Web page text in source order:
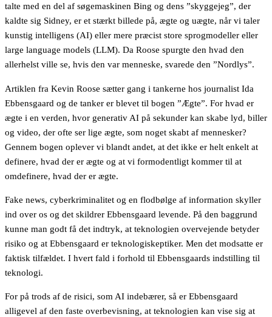
talte med en del af søgemaskinen Bing og dens ”skyggejeg”, der
kaldte sig Sidney, er et stærkt billede på, ægte og uægte, når vi taler
kunstig intelligens (AI) eller mere præcist store sprogmodeller eller
large language models (LLM). Da Roose spurgte den hvad den
allerhelst ville se, hvis den var menneske, svarede den ”Nordlys”.
Artiklen fra Kevin Roose sætter gang i tankerne hos journalist Ida
Ebbensgaard og de tanker er blevet til bogen ”Ægte”. For hvad er
ægte i en verden, hvor generativ AI på sekunder kan skabe lyd, biller
og video, der ofte ser lige ægte, som noget skabt af mennesker?
Gennem bogen oplever vi blandt andet, at det ikke er helt enkelt at
definere, hvad der er ægte og at vi formodentligt kommer til at
omdefinere, hvad der er ægte.
Fake news, cyberkriminalitet og en flodbølge af information skyller
ind over os og det skildrer Ebbensgaard levende. På den baggrund
kunne man godt få det indtryk, at teknologien overvejende betyder
risiko og at Ebbensgaard er teknologiskeptiker. Men det modsatte er
faktisk tilfældet. I hvert fald i forhold til Ebbensgaards indstilling til
teknologi.
For på trods af de risici, som AI indebærer, så er Ebbensgaard
alligevel af den faste overbevisning, at teknologien kan vise sig at